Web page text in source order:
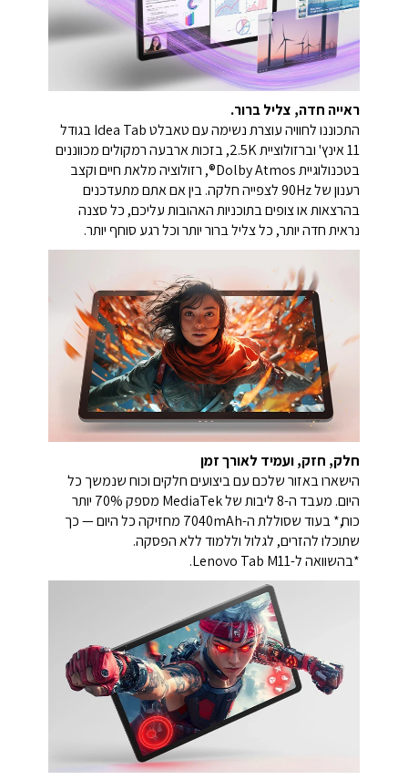
ראייה חדה, צליל ברור.
התכוננו לחוויה עוצרת נשימה עם טאבלט Idea Tab בגודל
11 אינץ' וברזולוציית 2.5K, בזכות ארבעה רמקולים מכווננים
בטכנולוגיית Dolby Atmos®, רזולוציה מלאת חיים וקצב
רענון של 90Hz לצפייה חלקה. בין אם אתם מתעדכנים
בהרצאות או צופים בתוכניות האהובות עליכם, כל סצנה
נראית חדה יותר, כל צליל ברור יותר וכל רגע סוחף יותר.
חלק, חזק, ועמיד לאורך זמן
הישארו באזור שלכם עם ביצועים חלקים וכוח שנמשך כל
היום.
מעבד ה-8 ליבות של MediaTek מספק 70% יותר
כוח,* בעוד שסוללת ה-7040mAh מחזיקה כל היום — כך
שתוכלו להזרים, לגלול וללמוד ללא הפסקה.
*בהשוואה ל-Lenovo Tab M11.